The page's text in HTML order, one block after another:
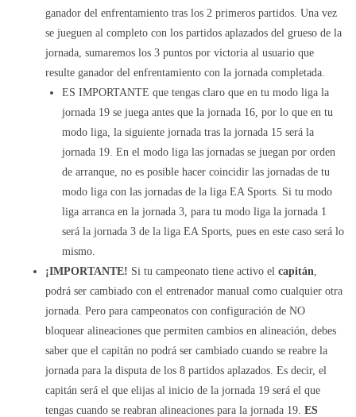
ganador del enfrentamiento tras los 2 primeros partidos. Una vez
se jueguen al completo con los partidos aplazados del grueso de la
jornada, sumaremos los 3 puntos por victoria al usuario que
resulte ganador del enfrentamiento con la jornada completada.
ES IMPORTANTE que tengas claro que en tu modo liga la
jornada 19 se juega antes que la jornada 16, por lo que en tu
modo liga, la siguiente jornada tras la jornada 15 será la
jornada 19. En el modo liga las jornadas se juegan por orden
de arranque, no es posible hacer coincidir las jornadas de tu
modo liga con las jornadas de la liga EA Sports. Si tu modo
liga arranca en la jornada 3, para tu modo liga la jornada 1
será la jornada 3 de la liga EA Sports, pues en este caso será lo
mismo.
¡IMPORTANTE! Si tu campeonato tiene activo el capitán
podrá ser cambiado con el entrenador manual como cualquier otra
jornada. Pero para campeonatos con configuración de NO
bloquear alineaciones que permiten cambios en alineación, debes
saber que el capitán no podrá ser cambiado cuando se reabre la
jornada para la disputa de los 8 partidos aplazados. Es decir, el
capitán será el que elijas al inicio de la jornada 19 será el que
tengas cuando se reabran alineaciones para la jornada 19. ES